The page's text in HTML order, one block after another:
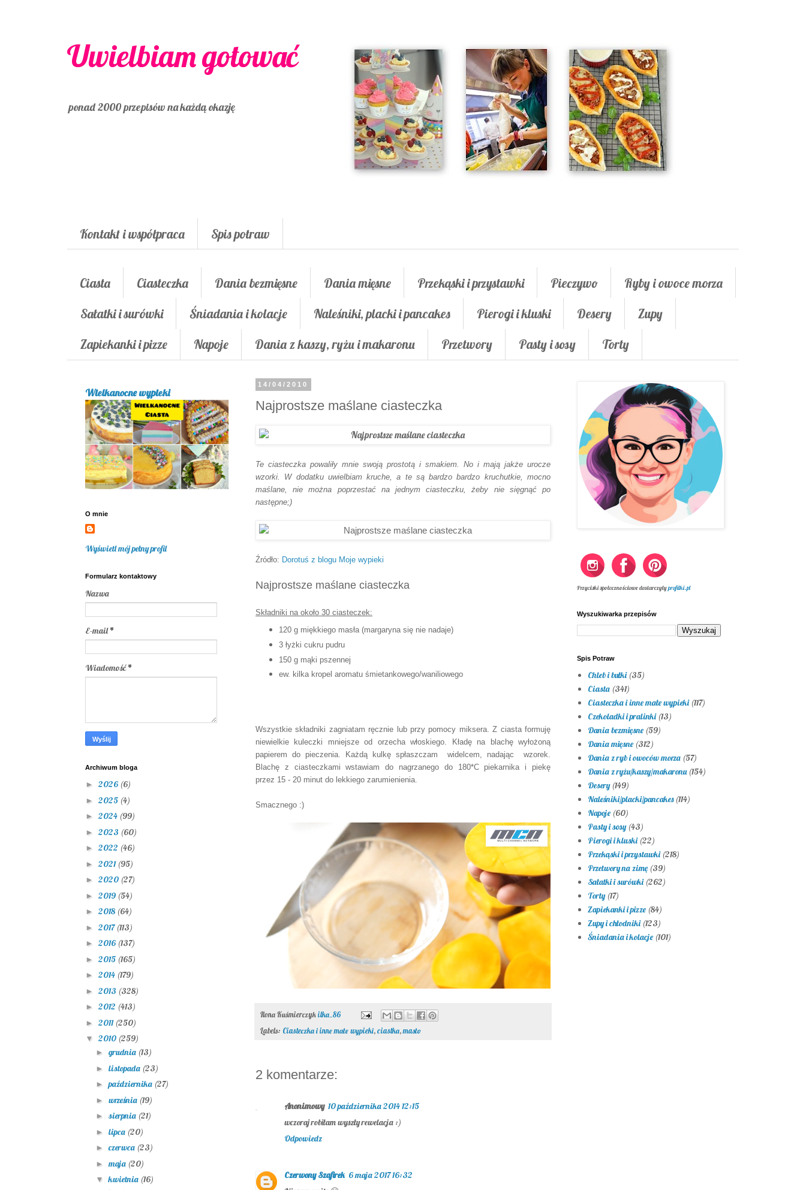
Uwielbiam gotować
ponad 2000 przepisów na każdą okazję
Kontakt i współpraca Spis potraw
Ciasta Ciasteczka Dania bezmięsne Dania mięsne Przekąski i przystawki Pieczywo
Ryby i owoce morza
Sałatki i surówki
Śniadania i kolacje Naleśniki, placki i pancakes Pierogi i kluski Desery
Zupy
Zapiekanki i pizze
Napoje Dania z kaszy, ryżu i makaronu Przetwory Pasty i sosy Torty
14/04/2010
Najprostsze maślane ciasteczka
Te ciasteczka powaliły mnie swoją prostotą i smakiem. No i mają jakże urocze
wzorki. W dodatku uwielbiam kruche, a te są bardzo bardzo kruchutkie, mocno
maślane, nie można poprzestać na jednym ciasteczku, żeby nie sięgnąć po
następne;)
Źródło: Dorotuś z blogu Moje wypieki
Najprostsze maślane ciasteczka
Składniki na około 30 ciasteczek:
120 g miękkiego masła (margaryna się nie nadaje)
3 łyżki cukru pudru
150 g mąki pszennej
ew. kilka kropel aromatu śmietankowego/waniliowego
Wszystkie składniki zagniatam ręcznie lub przy pomocy miksera. Z ciasta formuję
niewielkie kuleczki mniejsze od orzecha włoskiego. Kładę na blachę wyłożoną
papierem do pieczenia. Każdą kulkę spłaszczam widelcem, nadając wzorek.
Blachę z ciasteczkami wstawiam do nagrzanego do 180*C piekarnika i piekę
przez 15 - 20 minut do lekkiego zarumienienia.
Smacznego :)
Ilona Kuśmierczykilka_86
Labels: Ciasteczka i inne małe wypieki,ciastka,masło
2 komentarze:
Anonimowy 10 października 2014 12:15
wczoraj robiłam wyszły rewelacja :)
Odpowiedz
Czerwony Szafirek 6 maja 2017 16:32
Wielkanocne wypieki
O mnie
Wyświetl mój pełny profil
Formularz kontaktowy
Nazwa
E-mail*
Wiadomość*
Archiwum bloga
► 2026 (6)
► 2025 (4)
► 2024 (99)
► 2023 (60)
► 2022 (46)
► 2021 (95)
► 2020 (27)
► 2019 (54)
► 2018 (64)
► 2017(113)
► 2016 (137)
► 2015 (165)
► 2014 (179)
► 2013 (328)
► 2012 (413)
► 2011 (250)
▼ 2010 (259)
► grudnia (13)
► listopada (23)
►października (27)
► września (19)
► sierpnia (21)
► lipca (20)
►czerwca (23)
► maja (20)
▼kwietnia (16)
Przyciski społecznościowe dostarczyłyprofilki.pl
Wyszukiwarka przepisów
Spis Potraw
Chleb i bułki (35)
Ciasta (341)
Ciasteczka i inne małe wypieki (117)
Czekoladki i pralinki (13)
Dania bezmięsne (59)
Dania mięsne (312)
Dania z ryb i owoców morza (57)
Dania z ryżu/kaszy/makaronu (154)
Desery (149)
Naleśniki/placki/pancakes (114)
Napoje (60)
Pasty i sosy (43)
Pierogi i kluski (22)
Przekąski i przystawki (218)
Przetwory na zimę (39)
Sałatki i surówki (262)
Torty (17)
Zapiekanki i pizze (84)
Zupy i chłodniki (123)
Śniadania i kolacje (101)